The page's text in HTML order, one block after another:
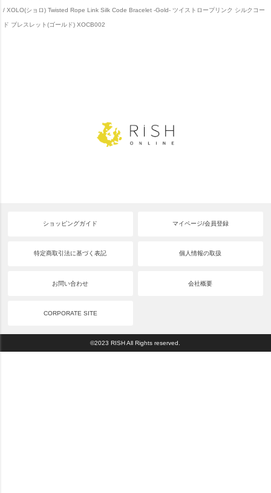
XOLO(ショロ) Twisted Rope Link Silk Code Bracelet -Gold- ツイストロープリンク シルクコー
ド ブレスレット(ゴールド) XOCB002
ショッピングガイド マイページ/会員登録
特定商取引法に基づく表記 個人情報の取扱
お問い合わせ 会社概要
CORPORATE SITE
©2023 RISH All Rights reserved.